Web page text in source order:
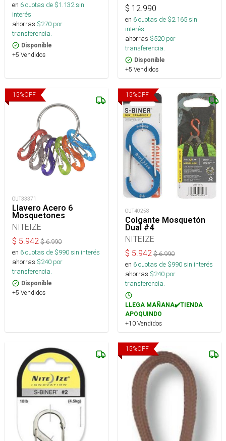
en 6cuotas de $1.132sin
interés
ahorras $270 por
transferencia.
Disponible
+5 Vendidos
$ 12.990
en 6cuotas de $2.165sin
interés
ahorras $520 por
transferencia.
Disponible
+5 Vendidos
15%OFF
OUT33371
Llavero Acero 6
Mosquetones
NITEIZE
$ 5.942 $6.990
en 6cuotas de $990sin interés
ahorras $240 por
transferencia.
Disponible
+5 Vendidos
15%OFF
OUT40258
Colgante Mosquetón
Dual #4
NITEIZE
$ 5.942 $6.990
en 6cuotas de $990sin interés
ahorras $240 por
transferencia.
LLEGA MAÑANA✔️TIENDA
APOQUINDO
+10 Vendidos
15%OFF